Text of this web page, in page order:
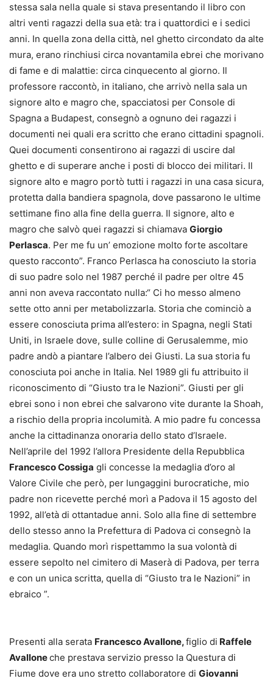
stessa sala nella quale si stava presentando il libro con
altri venti ragazzi della sua età: tra i quattordici e i sedici
anni. In quella zona della città, nel ghetto circondato da alte
mura, erano rinchiusi circa novantamila ebrei che morivano
di fame e di malattie: circa cinquecento al giorno. Il
professore raccontò, in italiano, che arrivò nella sala un
signore alto e magro che, spacciatosi per Console di
Spagna a Budapest, consegnò a ognuno dei ragazzi i
documenti nei quali era scritto che erano cittadini spagnoli.
Quei documenti consentirono ai ragazzi di uscire dal
ghetto e di superare anche i posti di blocco dei militari. Il
signore alto e magro portò tutti i ragazzi in una casa sicura,
protetta dalla bandiera spagnola, dove passarono le ultime
settimane fino alla fine della guerra. Il signore, alto e
magro che salvò quei ragazzi si chiamava Giorgio
Perlasca. Per me fu un’ emozione molto forte ascoltare
questo racconto”. Franco Perlasca ha conosciuto la storia
di suo padre solo nel 1987 perché il padre per oltre 45
anni non aveva raccontato nulla:“ Ci ho messo almeno
sette otto anni per metabolizzarla. Storia che cominciò a
essere conosciuta prima all’estero: in Spagna, negli Stati
Uniti, in Israele dove, sulle colline di Gerusalemme, mio
padre andò a piantare l’albero dei Giusti. La sua storia fu
conosciuta poi anche in Italia. Nel 1989 gli fu attribuito il
riconoscimento di “Giusto tra le Nazioni”. Giusti per gli
ebrei sono i non ebrei che salvarono vite durante la Shoah,
a rischio della propria incolumità. A mio padre fu concessa
anche la cittadinanza onoraria dello stato d’Israele.
Nell’aprile del 1992 l’allora Presidente della Repubblica
Francesco Cossiga gli concesse la medaglia d’oro al
Valore Civile che però, per lungaggini burocratiche, mio
padre non ricevette perché morì a Padova il 15 agosto del
1992, all’età di ottantadue anni. Solo alla fine di settembre
dello stesso anno la Prefettura di Padova ci consegnò la
medaglia. Quando morì rispettammo la sua volontà di
essere sepolto nel cimitero di Maserà di Padova, per terra
e con un unica scritta, quella di “Giusto tra le Nazioni” in
ebraico ”.
Presenti alla serata Francesco Avallone,figlio di Raffele
Avalloneche prestava servizio presso la Questura di
Fiume dove era uno stretto collaboratore di Giovanni